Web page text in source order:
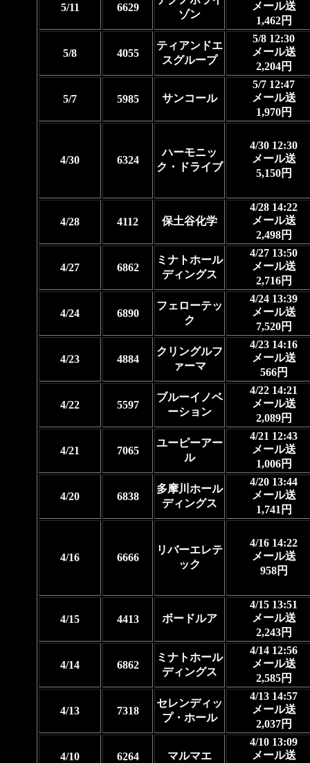
5/11 6629
ゾン
メール送
1,462円
5/8 4055
ティアンドエ
スグループ
5/8 12:30
メール送
2,204円
5/7 5985 サンコール
5/7 12:47
メール送
1,970円
4/30 6324
ハーモニッ
ク・ドライブ
4/30 12:30
メール送
5,150円
4/28 4112 保土谷化学
4/28 14:22
メール送
2,498円
4/27 6862
ミナトホール
ディングス
4/27 13:50
メール送
2,716円
4/24 6890
フェローテッ
ク
4/24 13:39
メール送
7,520円
4/23 4884
クリングルフ
ァーマ
4/23 14:16
メール送
566円
4/22 5597
ブルーイノベ
ーション
4/22 14:21
メール送
2,089円
4/21 7065
ユーピーアー
ル
4/21 12:43
メール送
1,006円
4/20 6838
多摩川ホール
ディングス
4/20 13:44
メール送
1,741円
4/16 6666
リバーエレテ
ック
4/16 14:22
メール送
958円
4/15 4413 ボードルア
4/15 13:51
メール送
2,243円
4/14 6862
ミナトホール
ディングス
4/14 12:56
メール送
2,585円
4/13 7318
セレンディッ
プ・ホール
4/13 14:57
メール送
2,037円
4/10 6264 マルマエ
4/10 13:09
メール送